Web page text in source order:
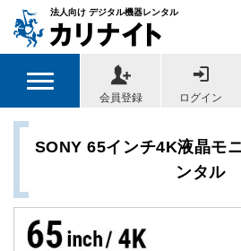
法人向け デジタル機器レンタル
会員登録 ログイン
SONY 65インチ4K液晶モ
ンタル